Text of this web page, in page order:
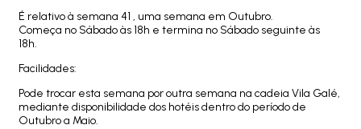
É relativo à semana 41 , uma semana em Outubro.
Começa no Sábado às 18h e termina no Sábado seguinte às
18h.
Facilidades:
Pode trocar esta semana por outra semana na cadeia Vila Galé,
mediante disponibilidade dos hotéis dentro do período de
Outubro a Maio.